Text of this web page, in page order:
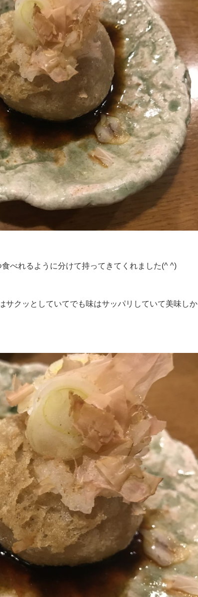
べれるように分けて持ってきてくれました(^ ^)
サクッとしていてでも味はサッパリしていて美味しか